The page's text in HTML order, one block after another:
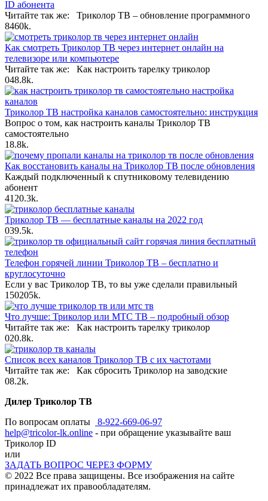
ID абонента
Читайте так же: Триколор ТВ – обновление программного
8460k.
Как смотреть Триколор ТВ через интернет онлайн на
телевизоре или компьютере
Читайте так же: Как настроить тарелку триколор
048.8k.
Триколор ТВ настройка каналов самостоятельно: инструкция
Вопрос о том, как настроить каналы Триколор ТВ
самостоятельно
18.8k.
Как восстановить каналы на Триколор ТВ после обновления
Каждый подключенный к спутниковому телевидению
абонент
41 20.3k.
Триколор ТВ — бесплатные каналы на 2022 год
039.5k.
Телефон горячей линии Триколор ТВ – бесплатно и
круглосуточно
Если у вас Триколор ТВ, то вы уже сделали правильный
150205k.
Что лучше: Триколор или МТС ТВ – подробный обзор
Читайте так же: Как настроить тарелку триколор
020.8k.
Список всех каналов Триколор ТВ с их частотами
Читайте так же: Как сбросить Триколор на заводские
08.2k.
Дилер Триколор ТВ
По вопросам оплаты
8-922-669-06-97
help@tricolor-lk.online - при обращение указывайте ваш
Триколор ID
или
ЗАДАТЬ ВОПРОС ЧЕРЕЗ ФОРМУ
© 2022 Все права защищены. Все изображения на сайте
принадлежат их правообладателям.